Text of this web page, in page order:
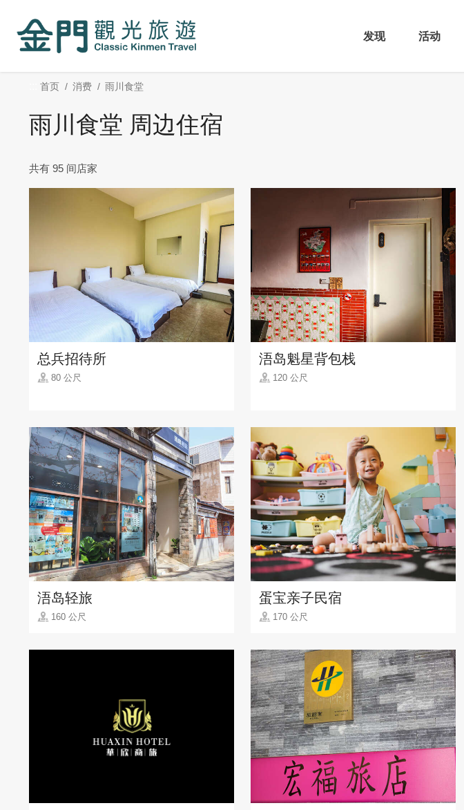
内
发现
活动
首页 消费 雨川食堂
雨川食堂 周边住宿
共有 95 间店家
总兵招待所
80 公尺
浯岛魁星背包栈
120 公尺
浯岛轻旅
160 公尺
蛋宝亲子民宿
170 公尺